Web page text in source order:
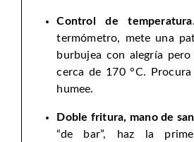
Control de temperatura.
termómetro, mete una
burbujea con alegría
cerca de 170 °C.
humee.
Doble fritura, mano de
“de bar”, haz la